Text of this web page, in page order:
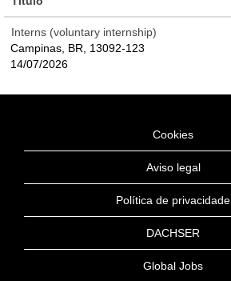
Interns (voluntary internship)
Campinas, BR, 13092-123
14/07/2026
Cookies
Aviso legal
Política de privacidade
DACHSER
Global Jobs